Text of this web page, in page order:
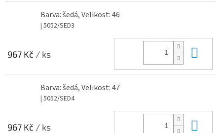
Barva: šedá, Velikost: 46
| 5052/SED3
967 Kč / ks
Barva: šedá, Velikost: 47
| 5052/SED4
967 Kč / ks